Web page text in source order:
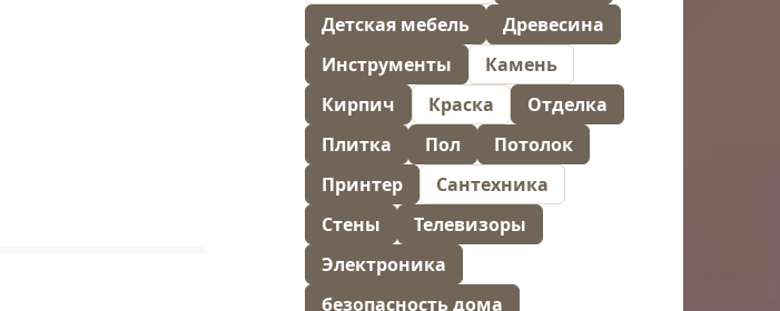
Детская мебель
Древесина
Инструменты
Камень
Кирпич
Краска
Отделка
Плитка
Пол
Потолок
Принтер
Сантехника
Стены
Телевизоры
Электроника
безопасность дома